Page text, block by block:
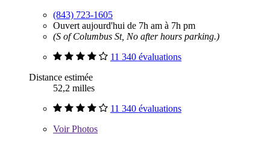
(843) 723-1605
Ouvert aujourd'hui de 7h am à 7h pm
(S of Columbus St, No after hours parking.)
11 340 évaluations
Distance estimée
52,2 milles
11 340 évaluations
VoirPhotos